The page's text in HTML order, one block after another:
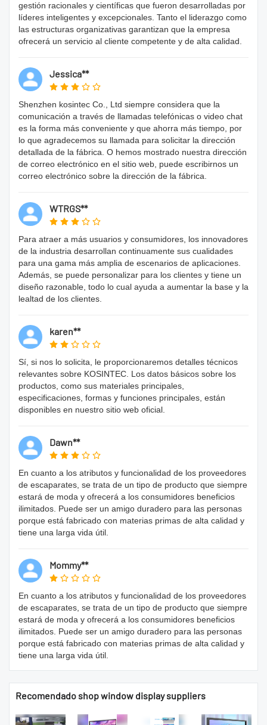
gestión racionales y científicas que fueron desarrolladas por
líderes inteligentes y excepcionales. Tanto el liderazgo como
las estructuras organizativas garantizan que la empresa
ofrecerá un servicio al cliente competente y de alta calidad.
Jessica**
Shenzhen kosintec Co., Ltd siempre considera que la
comunicación a través de llamadas telefónicas o video chat
es la forma más conveniente y que ahorra más tiempo, por
lo que agradecemos su llamada para solicitar la dirección
detallada de la fábrica. O hemos mostrado nuestra dirección
de correo electrónico en el sitio web, puede escribirnos un
correo electrónico sobre la dirección de la fábrica.
WTRGS**
Para atraer a más usuarios y consumidores, los innovadores
de la industria desarrollan continuamente sus cualidades
para una gama más amplia de escenarios de aplicaciones.
Además, se puede personalizar para los clientes y tiene un
diseño razonable, todo lo cual ayuda a aumentar la base y la
lealtad de los clientes.
karen**
Sí, si nos lo solicita, le proporcionaremos detalles técnicos
relevantes sobre KOSINTEC. Los datos básicos sobre los
productos, como sus materiales principales,
especificaciones, formas y funciones principales, están
disponibles en nuestro sitio web oficial.
Dawn**
En cuanto a los atributos y funcionalidad de los proveedores
de escaparates, se trata de un tipo de producto que siempre
estará de moda y ofrecerá a los consumidores beneficios
ilimitados. Puede ser un amigo duradero para las personas
porque está fabricado con materias primas de alta calidad y
tiene una larga vida útil.
Mommy**
En cuanto a los atributos y funcionalidad de los proveedores
de escaparates, se trata de un tipo de producto que siempre
estará de moda y ofrecerá a los consumidores beneficios
ilimitados. Puede ser un amigo duradero para las personas
porque está fabricado con materias primas de alta calidad y
tiene una larga vida útil.
Recomendado shop window display suppliers